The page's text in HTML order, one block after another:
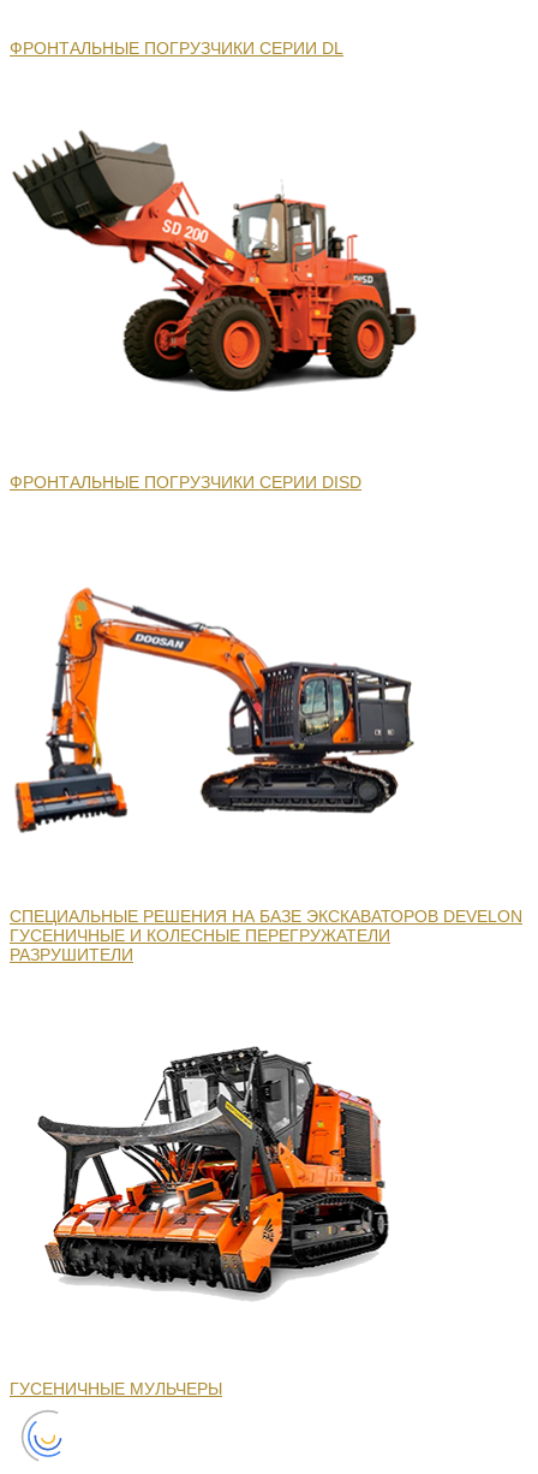
ФРОНТАЛЬНЫЕ ПОГРУЗЧИКИ СЕРИИ DL
ФРОНТАЛЬНЫЕ ПОГРУЗЧИКИ СЕРИИ DISD
СПЕЦИАЛЬНЫЕ РЕШЕНИЯ НА БАЗЕ ЭКСКАВАТОРОВ DEVELON
ГУСЕНИЧНЫЕ И КОЛЕСНЫЕ ПЕРЕГРУЖАТЕЛИ
РАЗРУШИТЕЛИ
ГУСЕНИЧНЫЕ МУЛЬЧЕРЫ